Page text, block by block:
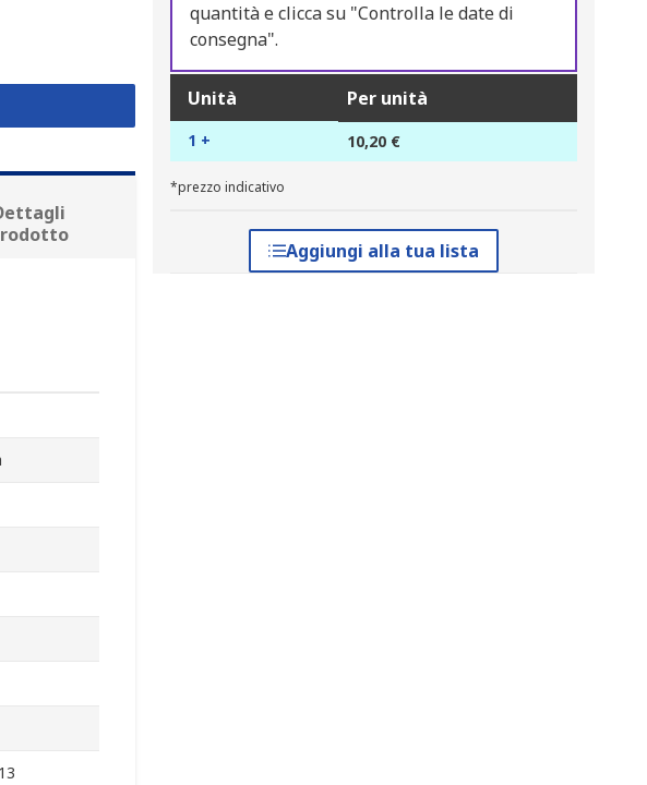
quantità e clicca su "Controlla le date di
consegna".
Unità Per unità
1 + 10,20 €
*prezzo indicativo
Aggiungi alla tua lista